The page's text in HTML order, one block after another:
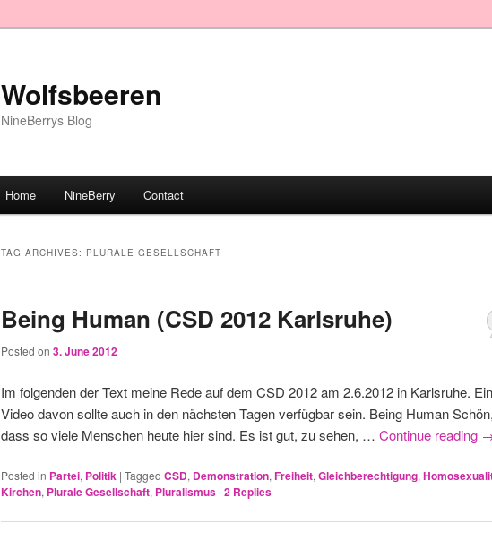
Wolfsbeeren
NineBerrys Blog
Skip to primary content
Skip to secondary content
Home NineBerry Contact
TAG ARCHIVES: PLURALE GESELLSCHAFT
Being Human (CSD 2012 Karlsruhe)
Posted on 3. June 2012
Im folgenden der Text meine Rede auf dem CSD 2012 am 2.6.2012 in Karlsruhe. Ein
Video davon sollte auch in den nächsten Tagen verfügbar sein. Being Human Schön,
dass so viele Menschen heute hier sind. Es ist gut, zu sehen, … Continue reading
Posted in Partei, Politik | Tagged CSD, Demonstration, Freiheit, Gleichberechtigung,
Kirchen, Plurale Gesellschaft, Pluralismus | 2 Replies